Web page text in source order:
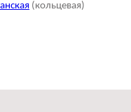
(кольцевая)